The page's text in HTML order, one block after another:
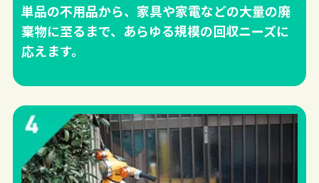
単品の不用品から、家具や家電などの大量の廃
棄物に至るまで、あらゆる規模の回収ニーズに
応えます。